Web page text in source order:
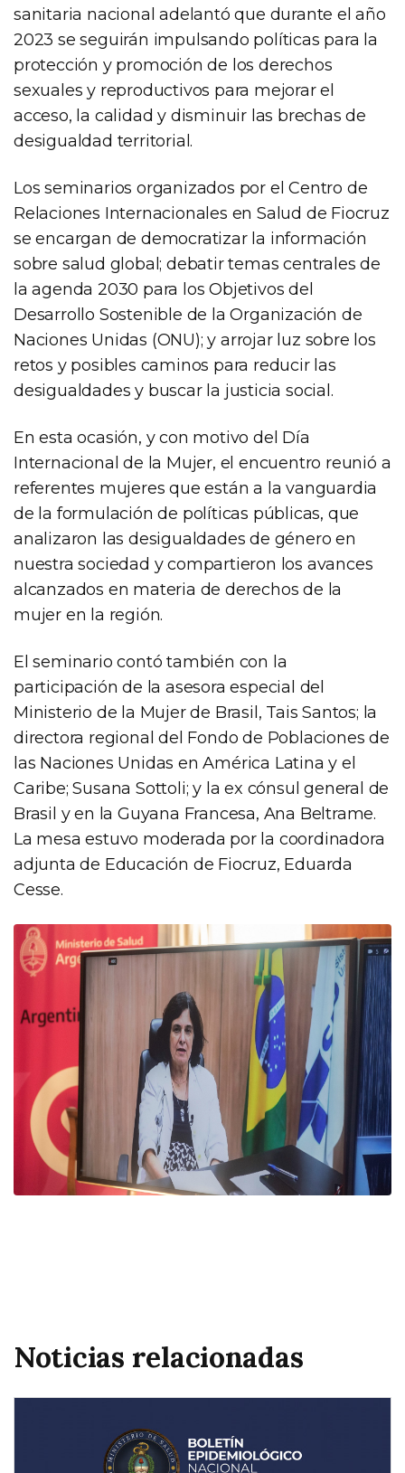
sanitaria nacional adelantó que durante el año
2023 se seguirán impulsando políticas para la
protección y promoción de los derechos
sexuales y reproductivos para mejorar el
acceso, la calidad y disminuir las brechas de
desigualdad territorial.
Los seminarios organizados por el Centro de
Relaciones Internacionales en Salud de Fiocruz
se encargan de democratizar la información
sobre salud global; debatir temas centrales de
la agenda 2030 para los Objetivos del
Desarrollo Sostenible de la Organización de
Naciones Unidas (ONU); y arrojar luz sobre los
retos y posibles caminos para reducir las
desigualdades y buscar la justicia social.
En esta ocasión, y con motivo del Día
Internacional de la Mujer, el encuentro reunió a
referentes mujeres que están a la vanguardia
de la formulación de políticas públicas, que
analizaron las desigualdades de género en
nuestra sociedad y compartieron los avances
alcanzados en materia de derechos de la
mujer en la región.
El seminario contó también con la
participación de la asesora especial del
Ministerio de la Mujer de Brasil, Tais Santos; la
directora regional del Fondo de Poblaciones de
las Naciones Unidas en América Latina y el
Caribe; Susana Sottoli; y la ex cónsul general de
Brasil y en la Guyana Francesa, Ana Beltrame.
La mesa estuvo moderada por la coordinadora
adjunta de Educación de Fiocruz, Eduarda
Cesse.
Noticias relacionadas